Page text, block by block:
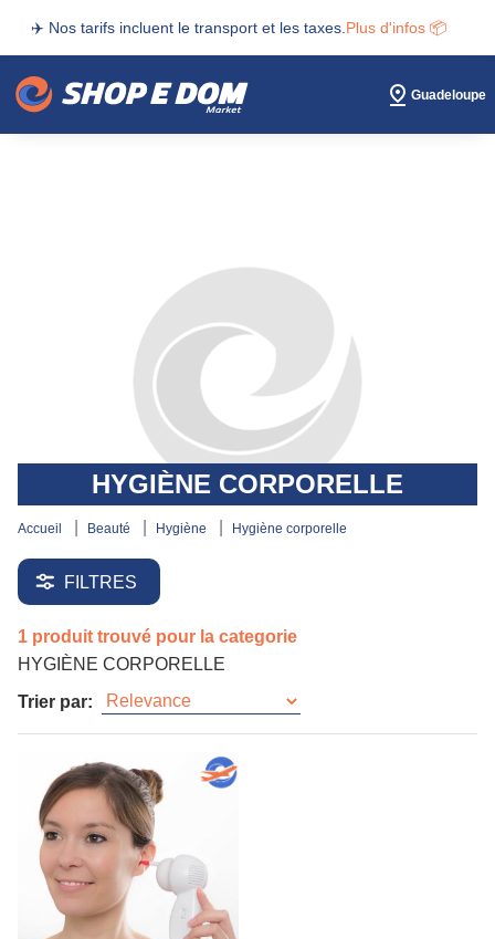
✈️ Nos tarifs incluent le transport et les taxes. Plus d'infos 📦
Guadeloupe
HYGIÈNE CORPORELLE
accueil beauté hygiène hygiène corporelle
FILTRES
1 produit trouvé pour la categorie
HYGIÈNE CORPORELLE
Trier par: